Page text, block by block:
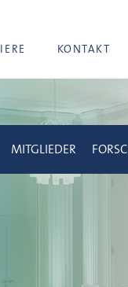
KONTAKT
MITGLIEDER